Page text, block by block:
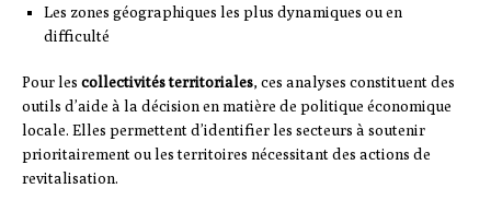
Les zones géographiques les plus dynamiques ou en
difficulté
Pour les collectivités territoriales, ces analyses constituent des
outils d’aide à la décision en matière de politique économique
locale. Elles permettent d’identifier les secteurs à soutenir
prioritairement ou les territoires nécessitant des actions de
revitalisation.